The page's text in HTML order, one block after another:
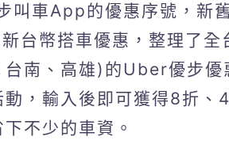
車App的優惠序號，新
台幣搭車優惠，整理了全
南、高雄)的Uber優步優
動，輸入後即可獲得8折
不少的車資。